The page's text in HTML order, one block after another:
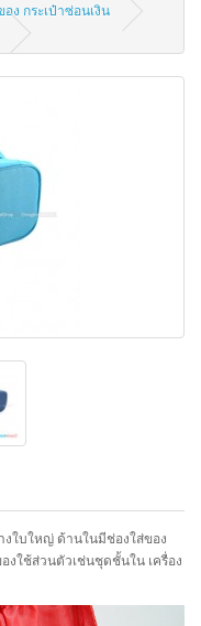
ง กระเป๋าซ่อนเงิน
งใบใหญ่ ด้านในมีช่องใส่ของ
งใช้ส่วนตัวเช่นชุดชั้นใน เครื่อง